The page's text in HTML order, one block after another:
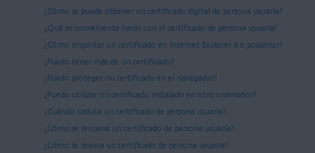
¿Cómo se puede obtener un certificado digital de persona usuaria?
¿Qué es conveniente hacer con el certificado de persona usuaria?
¿Cómo importar un certificado en Internet Explorer 6 o posterior?
¿Puedo tener más de un certificado?
¿Puedo proteger mi certificado en el navegador?
¿Puedo utilizar mi certificado instalado en otro ordenador?
¿Cuándo caduca un certificado de persona usuaria?
¿Cómo se renueva un certificado de persona usuaria?
¿Cómo se revoca un certificado de persona usuaria?